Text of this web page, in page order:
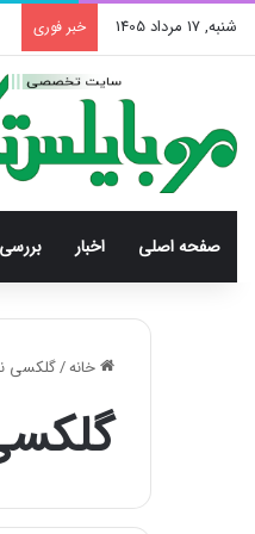
شنبه, 17 مرداد 1405 خبر فوری
صفحه اصلی اخبار
خانه/گلکسی نوت
گلکسی